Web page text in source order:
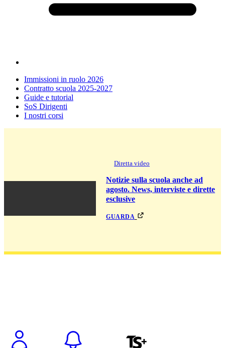
Immissioni in ruolo 2026
Contratto scuola 2025-2027
Guide e tutorial
SoS Dirigenti
I nostri corsi
Diretta video
Notizie sulla scuola anche ad
agosto. News, interviste e dirette
esclusive
guarda